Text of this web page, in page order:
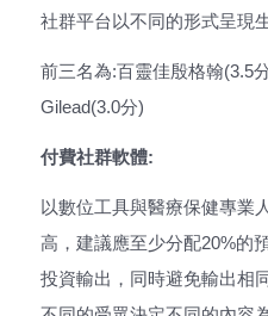
社群平台以不同的形式呈現
前三名為:百靈佳殷格翰(3.5
Gilead(3.0分)
付費社群軟體:
以數位工具與醫療保健專業
高，建議應至少分配20%的
投資輸出，同時避免輸出相